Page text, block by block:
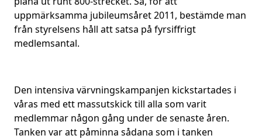
uppmärksamma jubileumsåret 2011, bestämde man
från styrelsens håll att satsa på fyrsiffrigt
medlemsantal.
Den intensiva värvningskampanjen kickstartades i
våras med ett massutskick till alla som varit
medlemmar någon gång under de senaste åren.
Tanken var att påminna sådana som i tanken